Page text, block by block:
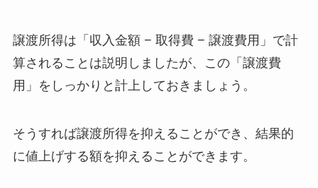
譲渡所得は「収入金額 − 取得費 − 譲渡費用」で計
算されることは説明しましたが、この「譲渡費
用」をしっかりと計上しておきましょう。
そうすれば譲渡所得を抑えることができ、結果的
に値上げする額を抑えることができます。